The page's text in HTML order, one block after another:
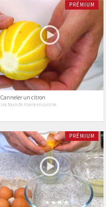
PRÉMIUM
Canneler un citron
Les tours de mains en cuisine
PRÉMIUM